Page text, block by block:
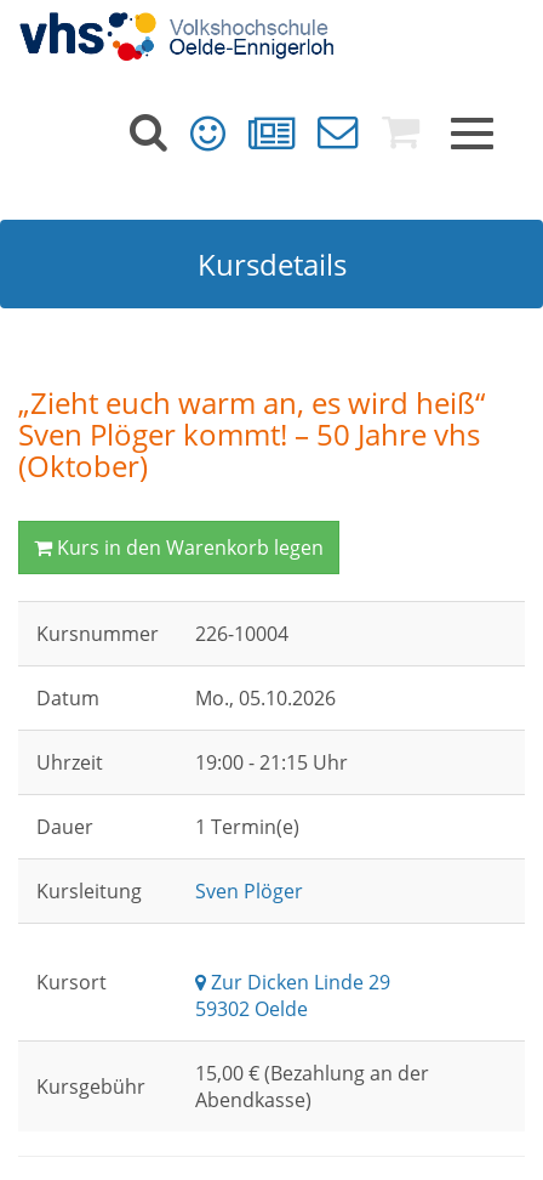
Toggle
Kursdetails
„Zieht euch warm an, es wird heiß“
Sven Plöger kommt! – 50 Jahre vhs
(Oktober)
Kurs in den Warenkorb legen
Kursnummer 226-10004
Datum Mo., 05.10.2026
Uhrzeit 19:00 - 21:15 Uhr
Dauer 1 Termin(e)
Kursleitung Sven Plöger
Kursort
Zur Dicken Linde 29
59302 Oelde
Kursgebühr
15,00 € (Bezahlung an der
Abendkasse)